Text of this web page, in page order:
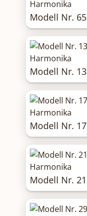
Modell Nr. 65
Modell Nr. 13
Modell Nr. 17
Modell Nr. 21